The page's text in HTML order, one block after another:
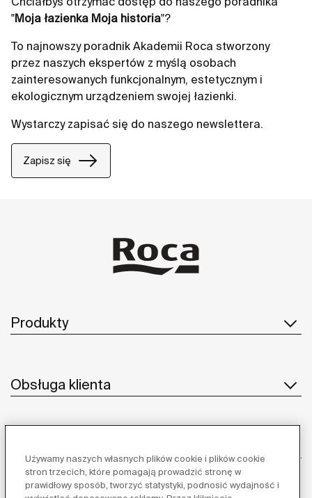
"Moja łazienka Moja historia"?
To najnowszy poradnik Akademii Roca stworzony
przez naszych ekspertów z myślą osobach
zainteresowanych funkcjonalnym, estetycznym i
ekologicznym urządzeniem swojej łazienki.
Wystarczy zapisać się do naszego newslettera.
Zapisz się
Produkty
Obsługa klienta
Używamy naszych własnych plików cookie i plików cookie
stron trzecich, które pomagają prowadzić stronę w
prawidłowy sposób, tworzyć statystyki, podnosić wydajność i